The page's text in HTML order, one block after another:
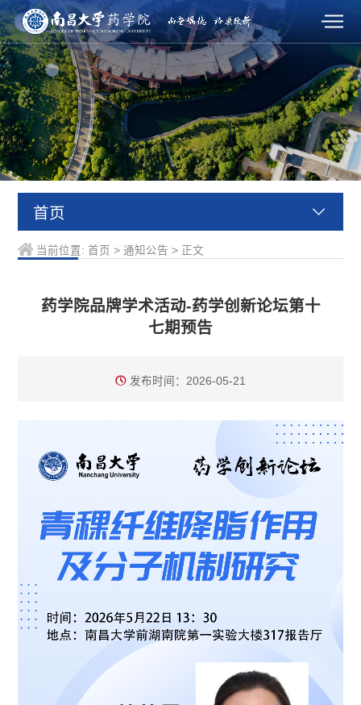
首页
当前位置: 首页 > 通知公告 > 正文
药学院品牌学术活动-药学创新论坛第十
七期预告
发布时间：2026-05-21